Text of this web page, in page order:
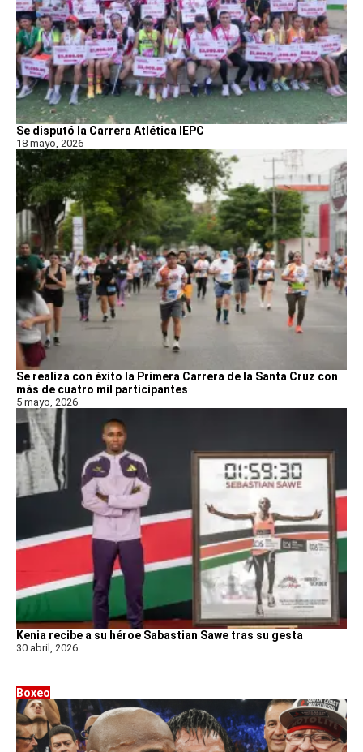
Se disputó la Carrera Atlética IEPC
18 mayo, 2026
Se realiza con éxito la Primera Carrera de la Santa Cruz con
más de cuatro mil participantes
5 mayo, 2026
Kenia recibe a su héroe Sabastian Sawe tras su gesta
30 abril, 2026
Boxeo